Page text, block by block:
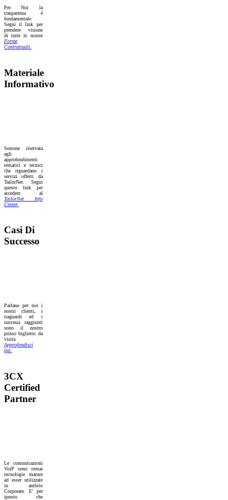
Per Noi la
trasparenza è
fondamentale.
Segui il link per
prendere visione
di tutte le nostre
Forme
Contrattuali.
Materiale
Informativo
Sezione riservata
agli
approfondimenti
tematici e tecnici
che riguardano i
servizi offerti da
TailorNet. Segui
questo link per
accedere al
TailorNet Info
Center.
Casi Di
Successo
Parlano per noi i
nostri clienti, i
traguardi ed i
successi raggiunti
sono il nostro
primo biglietto da
visita.
Approfondisci
quì.
3CX
Certified
Partner
Le comunicazioni
VoiP sono ormai
tecnologie mature
ad esser utilizzate
in ambito
Corporate. E' per
questo che